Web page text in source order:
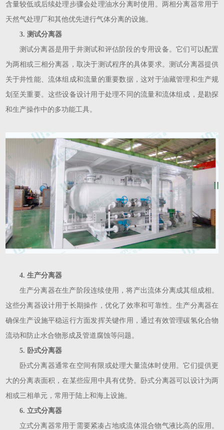
含量较低或后续处理步骤会处理油水分离时使用。两相分离器常用于
天然气处理厂和其他优先进行气体分离的设施。
3. 测试分离器
测试分离器是用于井测试和评估阶段的专用设备。它们可以配置
为两相或三相分离器，取决于测试程序的具体要求。测试分离器提供
关于井性能、流体组成和流量的重要数据，这对于油藏管理和生产规
划至关重要。这些设备设计用于处理不同的流量和流体组成，是勘探
和生产操作中的多功能工具。
4. 生产分离器
生产分离器在生产阶段连续使用，将产出流体分离成其组成相。
这些分离器设计用于长期操作，优化了效率和可靠性。生产分离器在
确保生产设施平稳运行方面发挥关键作用，通过有效管理碳氢化合物
流动和防止水合物形成及管道腐蚀等问题。
5. 卧式分离器
卧式分离器通常在空间有限或处理大量流体时使用。它们提供更
大的分离表面积，在某些应用中具有优势。卧式分离器可以设计为两
相或三相单元，常用于陆上和海上设施。
6. 立式分离器
立式分离器常用于需要紧凑占地或流体混合物气液比高的应用。